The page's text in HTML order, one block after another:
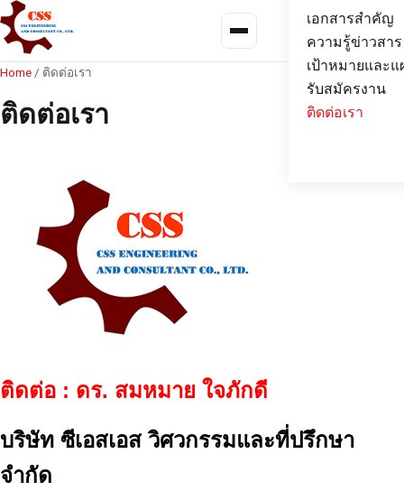
Menu
เอกสารสำคัญ
ความรู้ข่าวสาร
เป้าหมายและ
รับสมัครงาน
ติดต่อเรา
Home / ติดต่อเรา
ติดต่อเรา
ติดต่อ : ดร. สมหมาย ใจภักดี
บริษัท ซีเอสเอส วิศวกรรมและที่ปรึกษา
จำกัด